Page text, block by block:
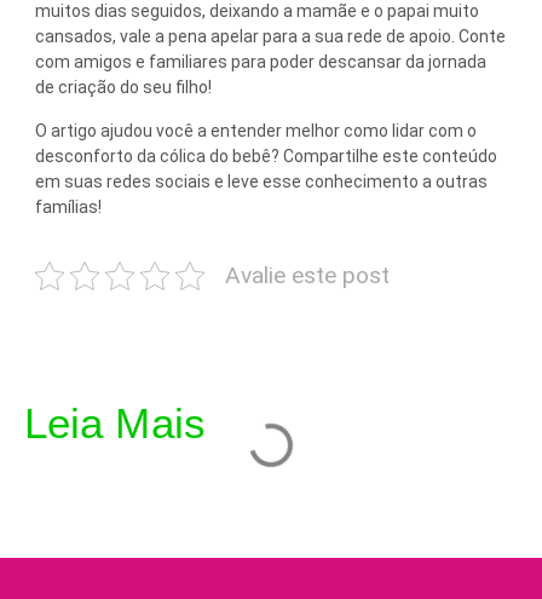
muitos dias seguidos, deixando a mamãe e o papai muito
cansados, vale a pena apelar para a sua rede de apoio. Conte
com amigos e familiares para poder descansar da jornada
de criação do seu filho!
O artigo ajudou você a entender melhor como lidar com o
desconforto da cólica do bebê? Compartilhe este conteúdo
em suas redes sociais e leve esse conhecimento a outras
famílias!
Avalie este post
Leia Mais